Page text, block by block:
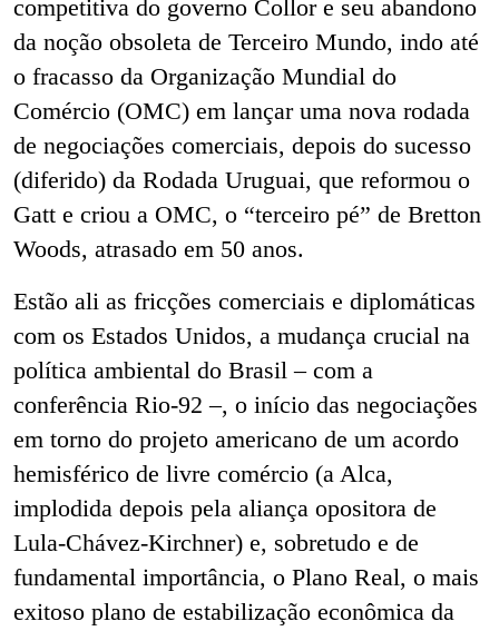
competitiva do governo Collor e seu abandono
da noção obsoleta de Terceiro Mundo, indo até
o fracasso da Organização Mundial do
Comércio (OMC) em lançar uma nova rodada
de negociações comerciais, depois do sucesso
(diferido) da Rodada Uruguai, que reformou o
Gatt e criou a OMC, o “terceiro pé” de Bretton
Woods, atrasado em 50 anos.
Estão ali as fricções comerciais e diplomáticas
com os Estados Unidos, a mudança crucial na
política ambiental do Brasil – com a
conferência Rio-92 –, o início das negociações
em torno do projeto americano de um acordo
hemisférico de livre comércio (a Alca,
implodida depois pela aliança opositora de
Lula-Chávez-Kirchner) e, sobretudo e de
fundamental importância, o Plano Real, o mais
exitoso plano de estabilização econômica da